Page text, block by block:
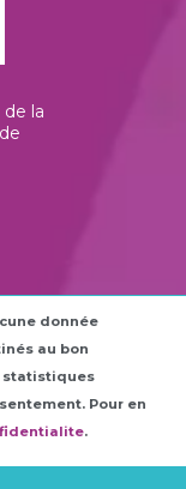
la
donnée
au bon
statistiques
Pour en
.